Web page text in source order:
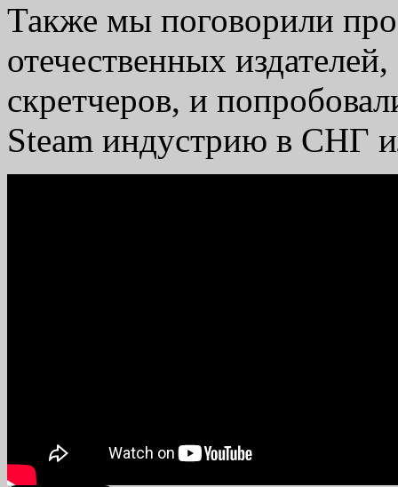
Также мы поговорили
отечественных
скретчеров, и
Steam индустрию в СНГ